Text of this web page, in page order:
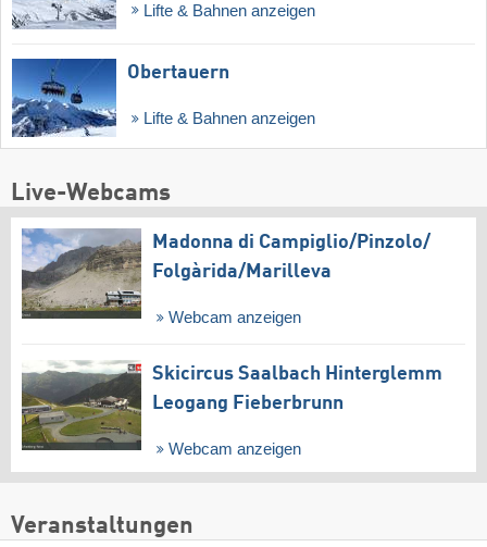
Lifte & Bahnen anzeigen
Obertauern
Lifte & Bahnen anzeigen
Live-Webcams
Madonna di Campiglio/​Pinzolo/​
Folgàrida/​Marilleva
Webcam anzeigen
Skicircus Saalbach Hinterglemm
Leogang Fieberbrunn
Webcam anzeigen
Veranstaltungen